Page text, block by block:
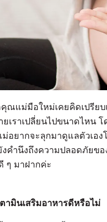
แม่มือใหม่เคยคิดเปรียบ
ยเราเปลี่ยนไปขนาดไห
อยากจะลุกมาดูแลตัวเอง
คำนึงถึงความปลอดภัยข
ๆ มาฝากค่ะ
มินเสริมอาหารดีหรือไม่